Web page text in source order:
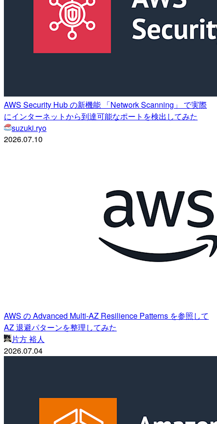
AWS Security Hub の新機能 「Network Scanning」 で実際
にインターネットから到達可能なポートを検出してみた
suzuki.ryo
2026.07.10
AWS の Advanced Multi-AZ Resilience Patterns を参照して
AZ 退避パターンを整理してみた
片方 裕人
2026.07.04